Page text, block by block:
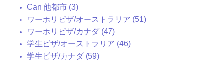
Can 他都市 (3)
ワーホリビザ/オーストラリア (51)
ワーホリビザ/カナダ (47)
学生ビザ/オーストラリア (46)
学生ビザ/カナダ (59)